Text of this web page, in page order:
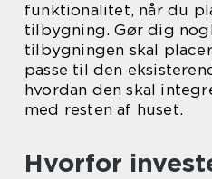
funktionalitet, når du
tilbygning. Gør dig
tilbygningen skal
passe til den
hvordan den skal
med resten af huset.
Hvorfor